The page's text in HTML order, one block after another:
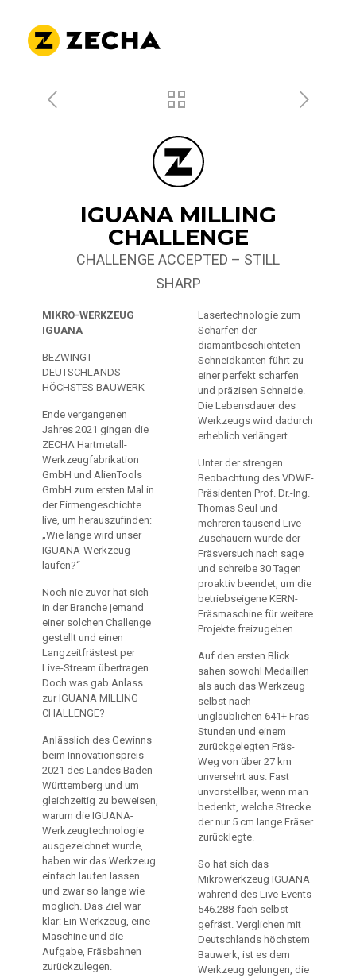
IGUANA MILLING
CHALLENGE
CHALLENGE ACCEPTED – STILL
SHARP
MIKRO-WERKZEUG
IGUANA
BEZWINGT
DEUTSCHLANDS
HÖCHSTES BAUWERK
Ende vergangenen
Jahres 2021 gingen die
ZECHA Hartmetall-
Werkzeugfabrikation
GmbH und AlienTools
GmbH zum ersten Mal in
der Firmengeschichte
live, um herauszufinden:
„Wie lange wird unser
IGUANA-Werkzeug
laufen?“
Noch nie zuvor hat sich
in der Branche jemand
einer solchen Challenge
gestellt und einen
Langzeitfrästest per
Live-Stream übertragen.
Doch was gab Anlass
zur IGUANA MILLING
CHALLENGE?
Anlässlich des Gewinns
beim Innovationspreis
2021 des Landes Baden-
Württemberg und um
gleichzeitig zu beweisen,
warum die IGUANA-
Werkzeugtechnologie
ausgezeichnet wurde,
haben wir das Werkzeug
einfach laufen lassen…
und zwar so lange wie
möglich. Das Ziel war
klar: Ein Werkzeug, eine
Maschine und die
Aufgabe, Fräsbahnen
zurückzulegen.
Lasertechnologie zum
Schärfen der
diamantbeschichteten
Schneidkanten führt zu
einer perfekt scharfen
und präzisen Schneide.
Die Lebensdauer des
Werkzeugs wird dadurch
erheblich verlängert.
Unter der strengen
Beobachtung des VDWF-
Präsidenten Prof. Dr.-Ing.
Thomas Seul und
mehreren tausend Live-
Zuschauern wurde der
Fräsversuch nach sage
und schreibe 30 Tagen
proaktiv beendet, um die
betriebseigene KERN-
Fräsmaschine für weitere
Projekte freizugeben.
Auf den ersten Blick
sahen sowohl Medaillen
als auch das Werkzeug
selbst nach
unglaublichen 641+ Fräs-
Stunden und einem
zurückgelegten Fräs-
Weg von über 27 km
unversehrt aus. Fast
unvorstellbar, wenn man
bedenkt, welche Strecke
der nur 5 cm lange Fräser
zurücklegte.
So hat sich das
Mikrowerkzeug IGUANA
während des Live-Events
546.288-fach selbst
gefräst. Verglichen mit
Deutschlands höchstem
Bauwerk, ist es dem
Werkzeug gelungen, die